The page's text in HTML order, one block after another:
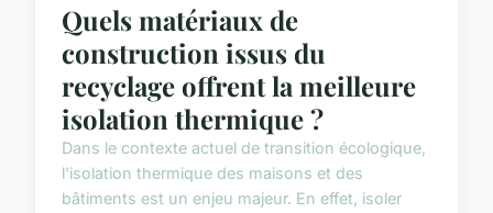
Quels matériaux de
construction issus du
recyclage offrent la meilleure
isolation thermique ?
Dans le contexte actuel de transition écologique,
l'isolation thermique des maisons et des
bâtiments est un enjeu majeur. En effet, isoler